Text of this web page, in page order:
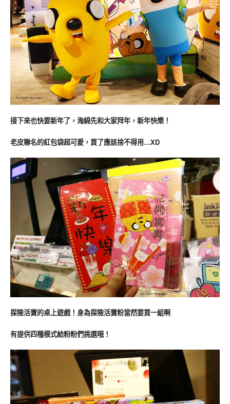
接下來也快要新年了，海綿先和大家拜年，新年快樂！
老皮聯名的紅包袋超可愛，買了應該捨不得用…XD
探險活寶的桌上遊戲！身為探險活寶粉當然要買一組啊
有提供四種模式給粉粉們挑選哦！